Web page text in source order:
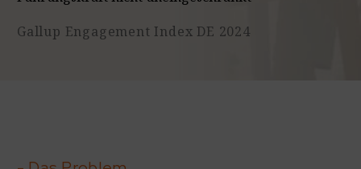
Gallup Engagement Index DE 2024